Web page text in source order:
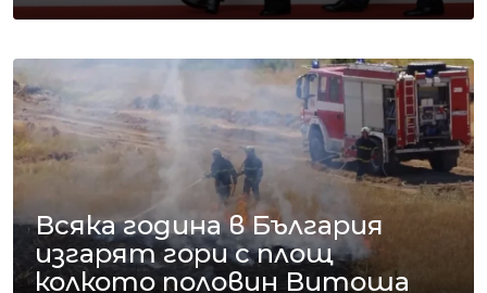
Всяка година в България
изгарят гори с площ
колкото половин Витоша